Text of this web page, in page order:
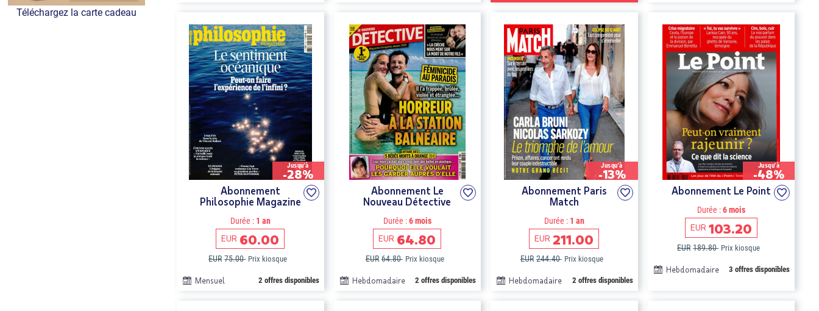
Jusqu'à
-28%
Abonnement
Philosophie Magazine
Durée :1 an
EUR 60.00
EUR 75.00 Prix kiosque
Mensuel 2 offres disponibles
Abonnement Le
Nouveau Détective
Durée :6 mois
EUR 64.80
EUR 64.80 Prix kiosque
Hebdomadaire 2 offres disponibles
Jusqu'à
-13%
Abonnement Paris
Match
Durée :1 an
EUR 211.00
EUR 244.40 Prix kiosque
Hebdomadaire 2 offres disponibles
Jusqu'à
-48%
Abonnement Le Point
Durée :6 mois
EUR 103.20
EUR 189.80 Prix kiosque
Hebdomadaire 3 offres disponibles
Téléchargez la carte cadeau